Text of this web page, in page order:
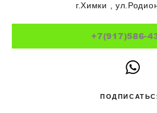
г.Химки ,
+7(917)586-